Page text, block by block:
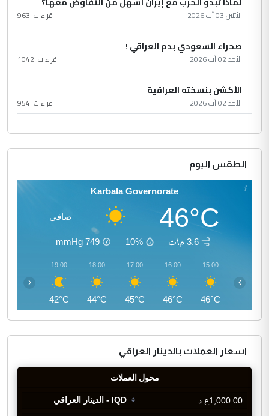
الأثنين 03 آب 2026 قراءات :963
صحراء السعودي بدم العراقي !
الأحد 02 آب 2026 قراءات :1042
الأكشن بنسخته العراقية
الأحد 02 آب 2026 قراءات :954
الطقس اليوم
Karbala Governorate
46°C صافي
3.6 م\ث 10%
749
mmHg
15:00
46°C
16:00
46°C
17:00
45°C
18:00
44°C
19:00
42°C
‹ ›
اسعار العملات بالدينار العراقي